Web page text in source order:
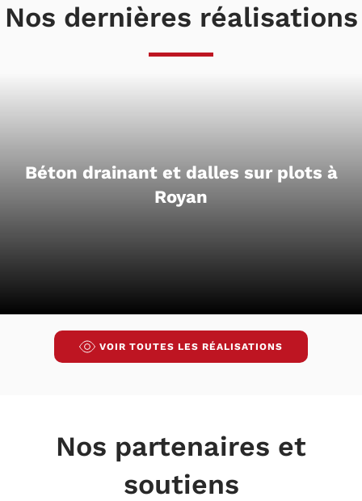
Nos dernières réalisations
Béton drainant et dalles sur plots à
Royan
VOIR TOUTES LES RÉALISATIONS
Nos partenaires et
soutiens